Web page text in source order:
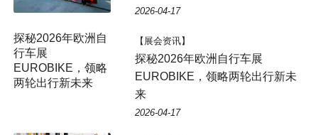
2026-04-17
探秘2026年欧洲自
行车展
EUROBIKE，领略
两轮出行新未来
【展会资讯】
探秘2026年欧洲自行车展
EUROBIKE，领略两轮出行新未
来
2026-04-17